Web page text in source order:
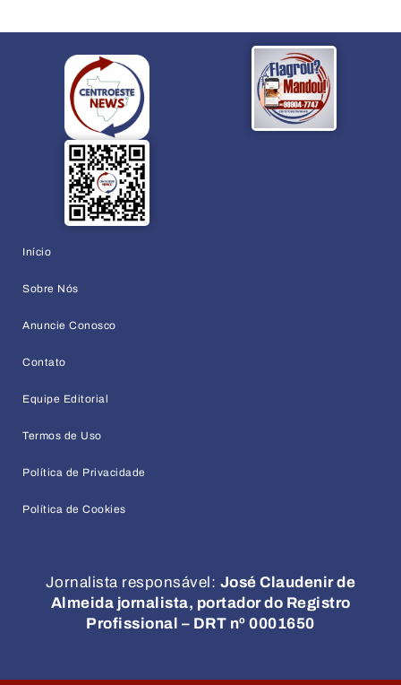
Início
Sobre Nós
Anuncie Conosco
Contato
Equipe Editorial
Termos de Uso
Política de Privacidade
Política de Cookies
Jornalista responsável: José Claudenir de
Almeida jornalista, portador do Registro
Profissional – DRT nº 0001650